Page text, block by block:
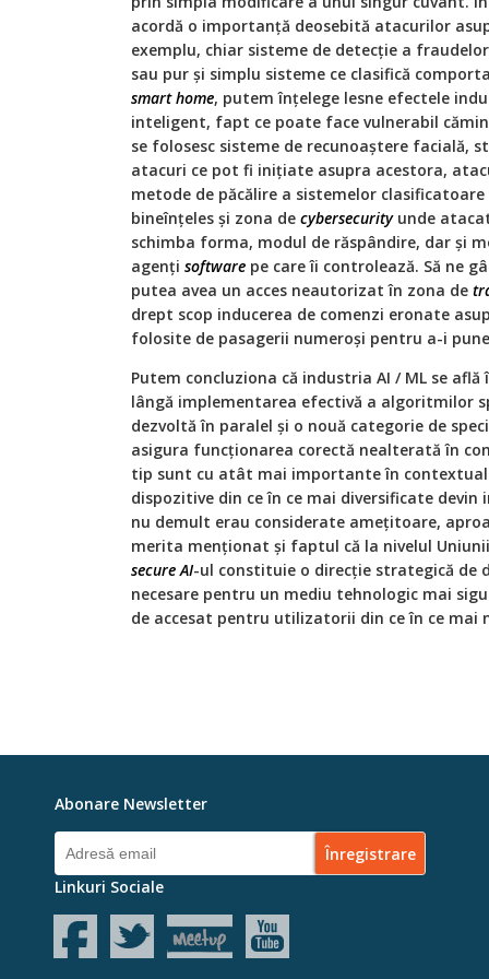
acordă o importanţă deosebită atacurilor
exemplu, chiar sisteme de detecţie a
sau pur și simplu sisteme ce clasifică
smart home, putem înţelege lesne efectele
inteligent, fapt ce poate face vulnerabil
se folosesc sisteme de recunoaștere facială,
atacuri ce pot fi iniţiate asupra acestora,
metode de păcălire a sistemelor
bineînţeles și zona de cybersecurityunde
schimba forma, modul de răspândire, dar și
agenţi software pe care îi controlează. Să ne
putea avea un acces neautorizat în zona de
drept scop inducerea de comenzi eronate
folosite de pasagerii numeroși pentru a-i
Putem concluziona că industria AI / ML se
lângă implementarea efectivă a algoritmilor
dezvoltă în paralel și o nouă categorie de
asigura funcţionarea corectă nealterată în
tip sunt cu atât mai importante în
dispozitive din ce în ce mai diversificate
nu demult erau considerate ameţitoare,
merita menţionat și faptul că la nivelul
secure AI-ul constituie o direcţie strategică de
necesare pentru un mediu tehnologic mai
de accesat pentru utilizatorii din ce în ce mai
Abonare Newsletter
Linkuri Sociale